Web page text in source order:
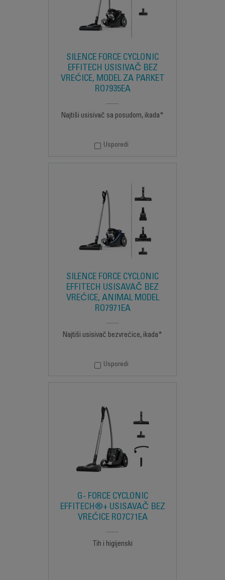
SILENCE FORCE CYCLONIC
EFFITECH USISIVAČ BEZ
VREĆICE, MODEL ZA PARKET
RO7935EA
Najtiši usisivač sa posudom, ikada*
Usporedi
SILENCE FORCE CYCLONIC
EFFITECH USISAVAČ BEZ
VREĆICE, ANIMAL MODEL
RO7971EA
Najtiši usisivač bezvrećice, ikada*
Usporedi
G- FORCE CYCLONIC
EFFITECH®+ USISAVAČ BEZ
VREĆICE RO7C71EA
Tih i higijenski